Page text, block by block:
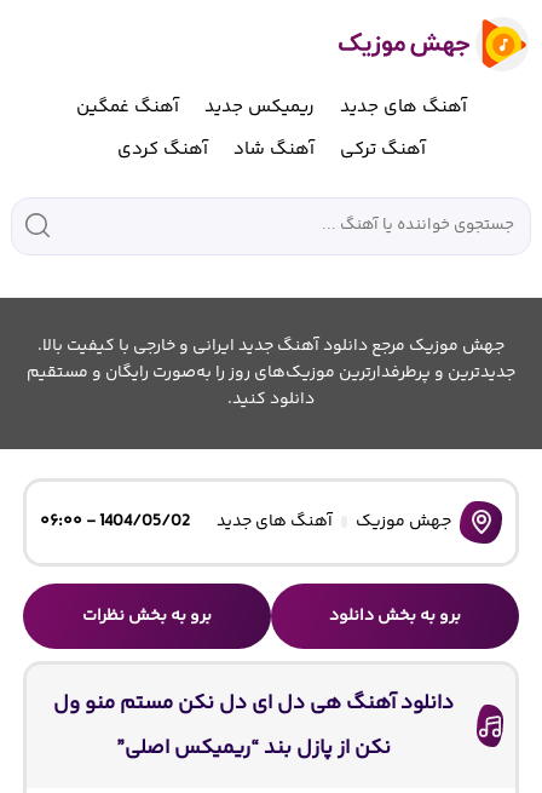
آهنگ های جدید ریمیکس جدید
آهنگ غمگین
آهنگ ترکی
آهنگ شاد آهنگ کردی
جهش موزیک مرجع دانلود آهنگ جدید ایرانی و خارجی با کیفیت بالا.
جدیدترین و پرطرفدارترین موزیک‌های روز را به‌صورت رایگان و مستقیم
دانلود کنید.
جهش موزیک آهنگ های جدید 1404/05/02 - ۰۶:۰۰
برو به بخش دانلود برو به بخش نظرات
دانلود آهنگ هی دل ای دل نکن مستم منو ول
نکن از پازل بند “ریمیکس اصلی”